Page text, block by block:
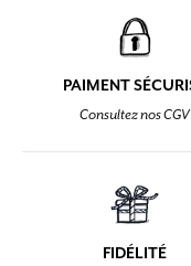
PAIMENT
Consultez nos CGV
FIDÉLITÉ